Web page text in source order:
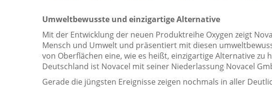
Umweltbewusste und einzigartige Alternative
Mit der Entwicklung der neuen Produktreihe Oxygen zeigt
Mensch und Umwelt und präsentiert mit diesen
von Oberflächen eine, wie es heißt, einzigartige Alternative zu
Deutschland ist Novacel mit seiner Niederlassung Novacel
Gerade die jüngsten Ereignisse zeigen nochmals in aller